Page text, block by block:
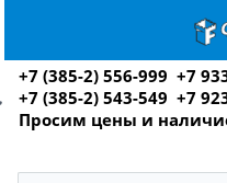
+7 (385-2) 556-999 +7
+7 (385-2) 543-549 +7
Просим цены и